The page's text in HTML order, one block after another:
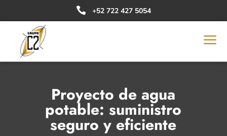
 +52 722 427 5054
a
Proyecto de agua
potable: suministro
seguro y eficiente